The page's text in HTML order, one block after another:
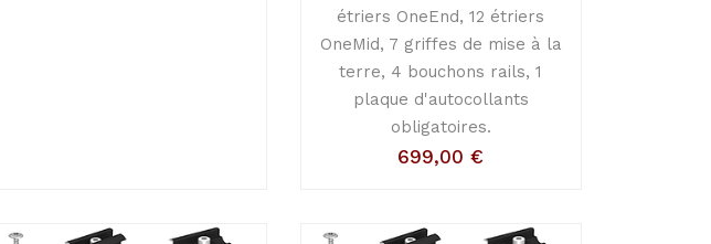
étriers OneEnd, 12 étriers
OneMid, 7 griffes de mise à la
terre, 4 bouchons rails, 1
plaque d'autocollants
obligatoires.
699,00 €